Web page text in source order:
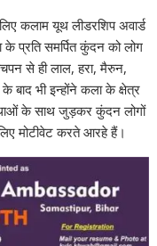
कलाम यूथ लीडरशिप अवार्ड
प्रति समर्पित कुंदन को लोग
से ही लाल, हरा, मैरुन,
बाद भी इन्होंने कला के क्षेत्र
के साथ जुड़कर कुंदन लोगों
मोटीवेट करते आरहे हैं।